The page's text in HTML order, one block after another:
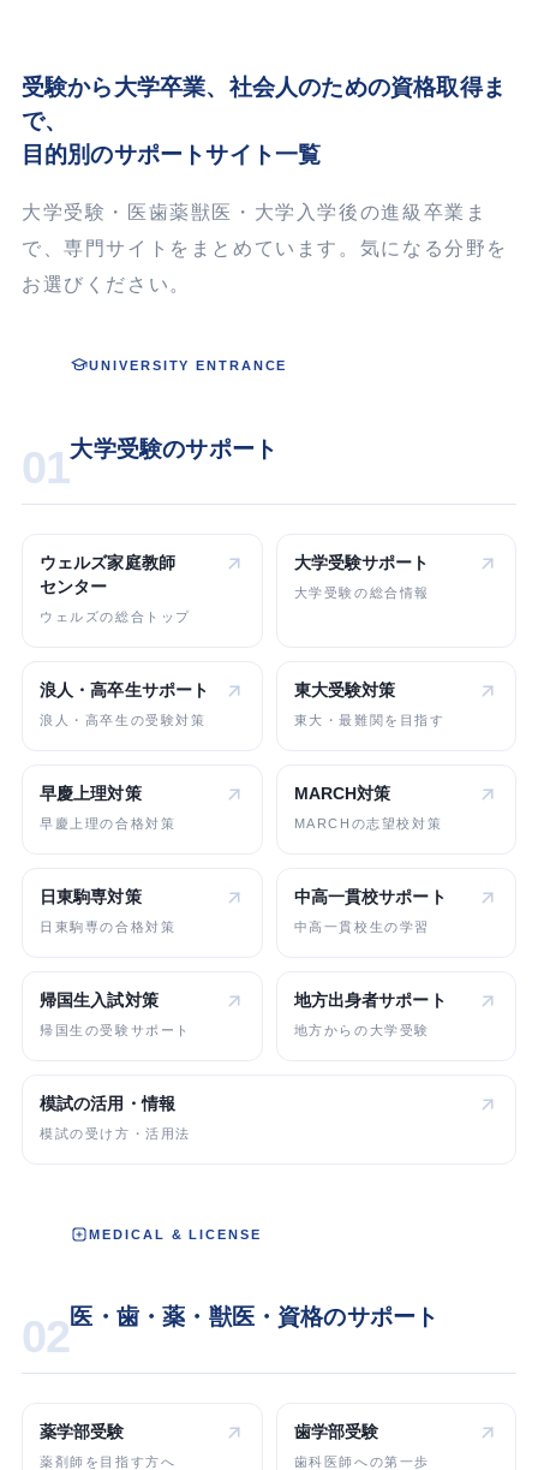
受験から大学卒業、 社会人のための資格取得ま
で、
目的別のサポートサイト一覧
大学受験・医歯薬獣医・大学入学後の進級卒業ま
で、専門サイトをまとめています。気になる分野を
お選びください。
01
UNIVERSITY ENTRANCE
大学受験のサポート
ウェルズ家庭教師
センター
ウェルズの総合トップ
大学受験サポート
大学受験の総合情報
浪人・高卒生サポート
浪人・高卒生の受験対策
東大受験対策
東大・最難関を目指す
早慶上理対策
早慶上理の合格対策
MARCH対策
MARCHの志望校対策
日東駒専対策
日東駒専の合格対策
中高一貫校サポート
中高一貫校生の学習
帰国生入試対策
帰国生の受験サポート
地方出身者サポート
地方からの大学受験
模試の活用・情報
模試の受け方・活用法
02
MEDICAL & LICENSE
医・歯・薬・獣医・資格のサポート
薬学部受験
薬剤師を目指す方へ
歯学部受験
歯科医師への第一歩